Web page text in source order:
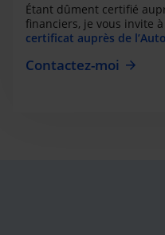
Étant dûment certifié
financiers, je vous invite à
certificat auprès de
Contactez-moi